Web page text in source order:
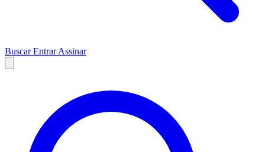
BuscarEntrarAssinar